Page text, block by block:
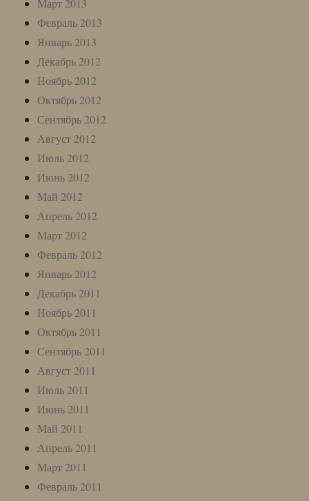
Март 2013
Февраль 2013
Январь 2013
Декабрь 2012
Ноябрь 2012
Октябрь 2012
Сентябрь 2012
Август 2012
Июль 2012
Июнь 2012
Май 2012
Апрель 2012
Март 2012
Февраль 2012
Январь 2012
Декабрь 2011
Ноябрь 2011
Октябрь 2011
Сентябрь 2011
Август 2011
Июль 2011
Июнь 2011
Май 2011
Апрель 2011
Март 2011
Февраль 2011